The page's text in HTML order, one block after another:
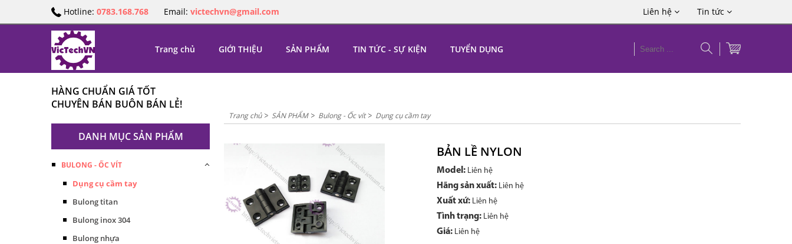
Hotline: 0783.168.768 Email:victechvn@gmail.com Tin tức
Liên hệ
Trang chủ GIỚI THIỆU SẢN PHẨM TIN TỨC - SỰ KIỆN TUYỂN DỤNG
HÀNG CHUẨN GIÁ TỐT
CHUYÊN BÁN BUÔN BÁN LẺ!
DANH MỤC SẢN PHẨM
BULONG - ỐC VÍT
Dụng cụ cầm tay
Bulong titan
Bulong inox 304
Bulong nhựa
Trang chủ SẢN PHẨM Bulong - Ốc vít Dụng cụ cầm tay
BẢN LỀ NYLON
Model:Liên hệ
Hãng sản xuất:Liên hệ
Xuất xứ:Liên hệ
Tình trạng:Liên hệ
Giá:Liên hệ